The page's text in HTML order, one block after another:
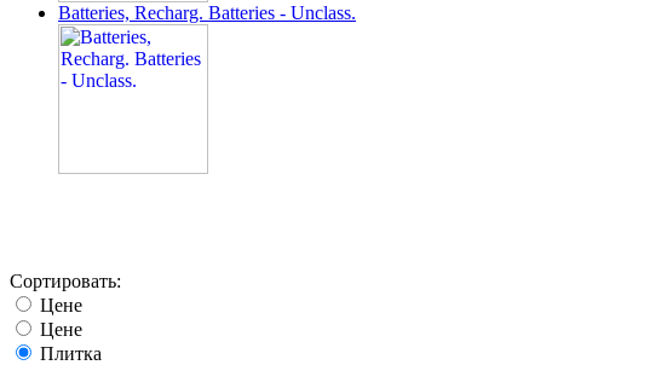
Batteries, Recharg. Batteries - Unclass.
Сортировать:
Цене
Цене
Плитка